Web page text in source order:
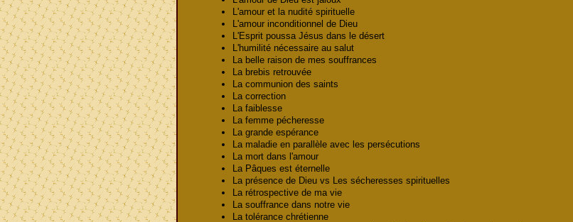
L'amour et la nudité spirituelle
L'amour inconditionnel de Dieu
L'Esprit poussa Jésus dans le désert
L'humilité nécessaire au salut
La belle raison de mes souffrances
La brebis retrouvée
La communion des saints
La correction
La faiblesse
La femme pécheresse
La grande espérance
La maladie en parallèle avec les persécutions
La mort dans l'amour
La Pâques est éternelle
La présence de Dieu vs Les sécheresses spirituelles
La rétrospective de ma vie
La souffrance dans notre vie
La tolérance chrétienne